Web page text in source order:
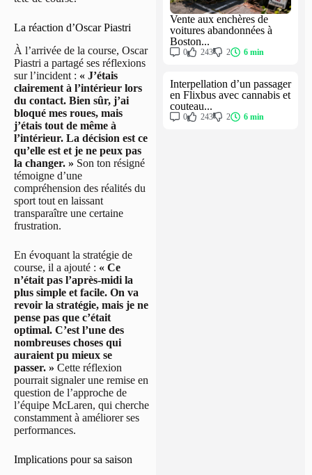
La réaction d’Oscar Piastri
À l’arrivée de la course, Oscar
Piastri a partagé ses réflexions
sur l’incident : « J’étais
clairement à l’intérieur lors
du contact. Bien sûr, j’ai
bloqué mes roues, mais
j’étais tout de même à
l’intérieur. La décision est ce
qu’elle est et je ne peux pas
la changer. » Son ton résigné
témoigne d’une
compréhension des réalités du
sport tout en laissant
transparaître une certaine
frustration.
En évoquant la stratégie de
course, il a ajouté : « Ce
n’était pas l’après-midi la
plus simple et facile. On va
revoir la stratégie, mais je ne
pense pas que c’était
optimal. C’est l’une des
nombreuses choses qui
auraient pu mieux se
passer. » Cette réflexion
pourrait signaler une remise en
question de l’approche de
l’équipe McLaren, qui cherche
constamment à améliorer ses
performances.
Implications pour sa saison
Vente aux enchères de
voitures abandonnées à
Boston...
0 243 2 6 min
Interpellation d’un passager
en Flixbus avec cannabis et
couteau...
0 243 2 6 min